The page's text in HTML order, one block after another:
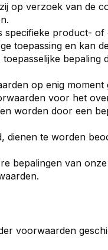
op verzoek van de
specifieke product-
toepassing en kan
bepaling
op enig moment
voor het
worden door een
te worden
bepalingen van
voorwaarden